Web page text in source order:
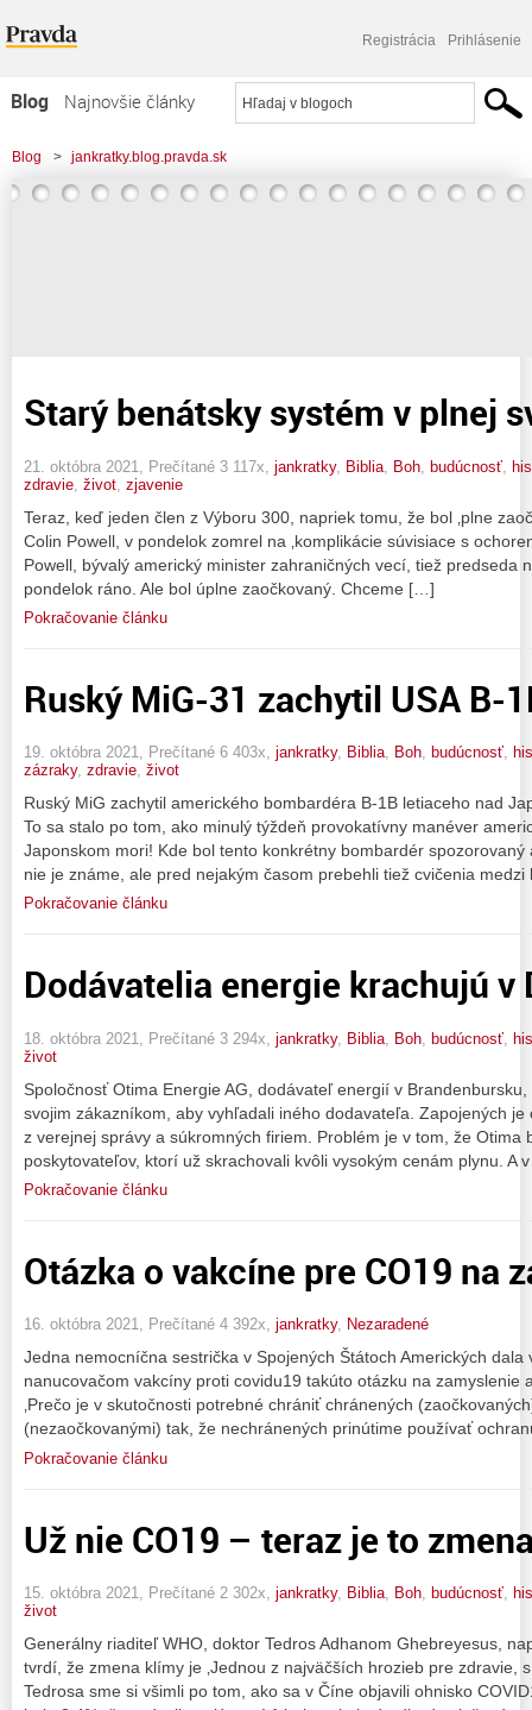
Registrácia Prihlásenie
Blog
Najnovšie články
Najčítanejšie články
Najkomentovanejšie články
Blog > jankratky.blog.pravda.sk
Starý benátsky systém v plnej
21. októbra 2021, Prečítané 3 117x, jankratky, Biblia Boh budúcnosť
zdravie život zjavenie
Teraz, keď jeden člen z Výboru 300, napriek tomu, že bol ‚plne
Colin Powell, v pondelok zomrel na ‚komplikácie súvisiace s
Powell, bývalý americký minister zahraničných vecí, tiež predseda
pondelok ráno. Ale bol úplne zaočkovaný. Chceme […]
Pokračovanie článku
Ruský MiG-31 zachytil USA B-
19. októbra 2021, Prečítané 6 403x, jankratky, Biblia, Boh, budúcnosť,
zázraky, zdravie, život
Ruský MiG zachytil amerického bombardéra B-1B letiaceho nad
To sa stalo po tom, ako minulý týždeň provokatívny manéver
Japonskom mori! Kde bol tento konkrétny bombardér
nie je známe, ale pred nejakým časom prebehli tiež cvičenia
Pokračovanie článku
Dodávatelia energie krachujú v
18. októbra 2021, Prečítané 3 294x, jankratky, Biblia Boh budúcnosť
život
Spoločnosť Otima Energie AG, dodávateľ energií v
svojim zákazníkom, aby vyhľadali iného dodavateľa. Zapojených
z verejnej správy a súkromných firiem. Problém je v tom, že Otima
poskytovateľov, ktorí už skrachovali kvôli vysokým cenám plynu. A
Pokračovanie článku
Otázka o vakcíne pre CO19 na
16. októbra 2021, Prečítané 4 392x, jankratky, Nezaradené
Jedna nemocníčna sestrička v Spojených Štátoch Amerických
nanucovačom vakcíny proti covidu19 takúto otázku na zamyslenie
‚Prečo je v skutočnosti potrebné chrániť chránených
(nezaočkovanými) tak, že nechránených prinútime používať
Pokračovanie článku
Už nie CO19 – teraz je to
15. októbra 2021, Prečítané 2 302x, jankratky, Biblia, Boh, budúcnosť,
život
Generálny riaditeľ WHO, doktor Tedros Adhanom Ghebreyesus,
tvrdí, že zmena klímy je ‚Jednou z najväčších hrozieb pre zdravie,
Tedrosa sme si všimli po tom, ako sa v Číne objavili ohnisko